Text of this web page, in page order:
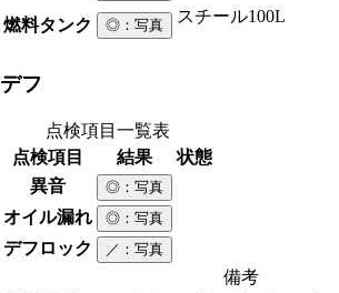
燃料タンク ◎ ：写真 スチール100L
デフ
点検項目一覧表
点検項目
結果
状態
異音
◎ ：写真
オイル漏れ ◎ ：写真
デフロック ／ ：写真
備考